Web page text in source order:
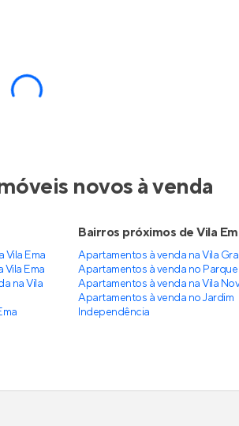
Lume House Vila Prudente
Em construçãona Vila Prudente,
São Paulo
69 e 71 m²